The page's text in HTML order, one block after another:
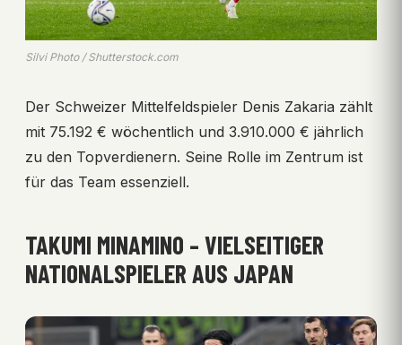
Silvi Photo / Shutterstock.com
Der Schweizer Mittelfeldspieler Denis Zakaria zählt
mit 75.192 € wöchentlich und 3.910.000 € jährlich
zu den Topverdienern. Seine Rolle im Zentrum ist
für das Team essenziell.
TAKUMI MINAMINO – VIELSEITIGER
NATIONALSPIELER AUS JAPAN